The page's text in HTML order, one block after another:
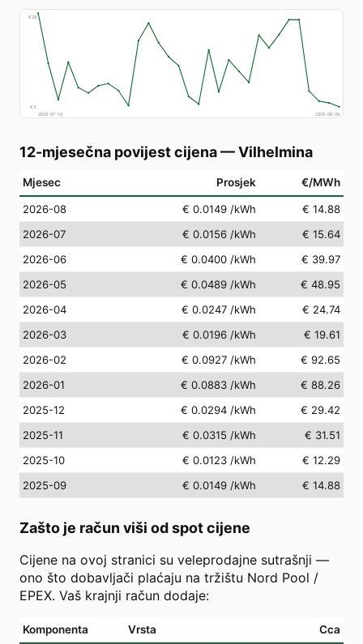
€28
€3
2026-07-10
2026-08-09
12-mjesečna povijest cijena—Vilhelmina
Mjesec Prosjek €/MWh
2026-08 € 0.0149 /kWh
€ 14.88
2026-07
€ 0.0156 /kWh
€ 15.64
2026-06
€ 0.0400 /kWh
€ 39.97
2026-05
€ 0.0489 /kWh
€ 48.95
2026-04
€ 0.0247 /kWh
€ 24.74
2026-03
€ 0.0196 /kWh
€ 19.61
2026-02
€ 0.0927 /kWh
€ 92.65
2026-01
€ 0.0883 /kWh
€ 88.26
2025-12
€ 0.0294 /kWh
€ 29.42
2025-11
€ 0.0315 /kWh
€ 31.51
2025-10
€ 0.0123 /kWh
€ 12.29
2025-09
€ 0.0149 /kWh € 14.88
Zašto je račun viši od spot cijene
Cijene na ovoj stranici su veleprodajne sutrašnji —
ono što dobavljači plaćaju na tržištu Nord Pool /
EPEX. Vaš krajnji račun dodaje:
Komponenta Vrsta Cca